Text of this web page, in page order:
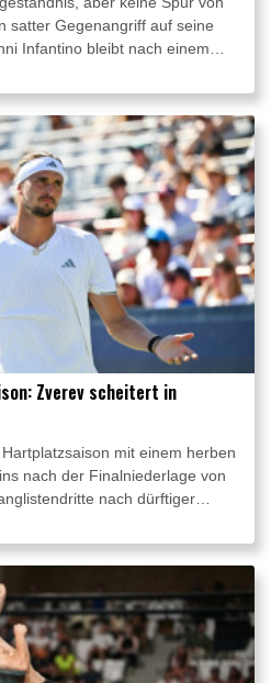
satter Gegenangriff auf seine
Infantino bleibt nach einem
Fußball-Weltverband am späten
der 56-jährige Schweizer bei
Funktionären im FIFA-
erfahren.
Zverev scheitert in
mit einem herben
nach der Finalniederlage von
nach dürftiger
gegen den Niederländer Tallon
Masters in Montréal für den 29-